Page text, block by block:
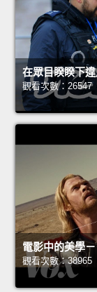
在眾目睽睽下
觀看次數：26547
電影中的美學
觀看次數：38965